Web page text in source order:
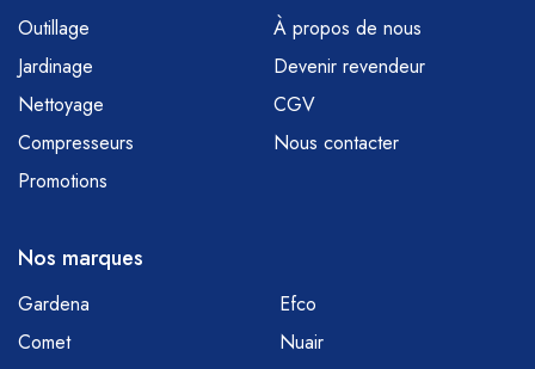
Outillage
Jardinage
Nettoyage
Compresseurs
Promotions
À propos de nous
Devenir revendeur
CGV
Nous contacter
Nos marques
Gardena
Efco
Comet
Nuair